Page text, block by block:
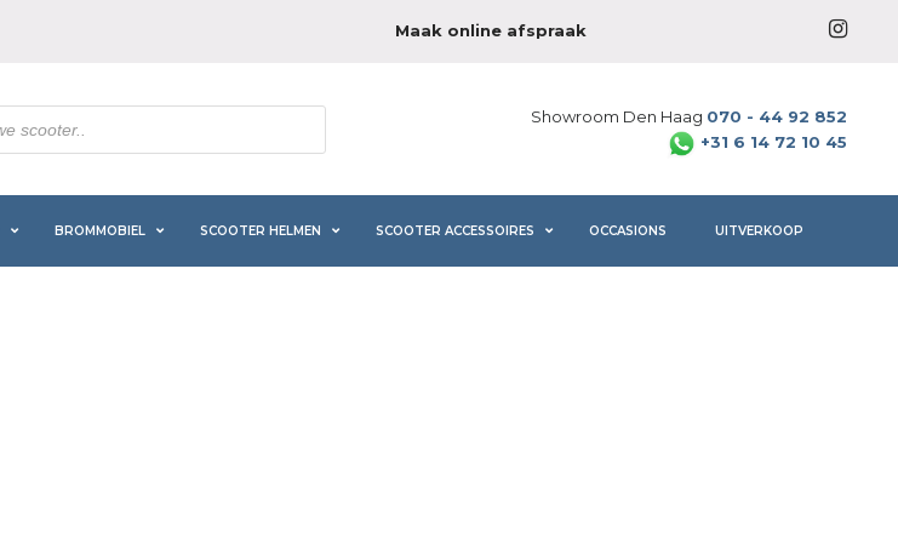
Maak online afspraak
Showroom Den Haag 070 - 44 92 852
+31 6 14 72 10 45
BROMMOBIEL SCOOTER HELMEN SCOOTER ACCESSOIRES OCCASIONS UITVERKOOP